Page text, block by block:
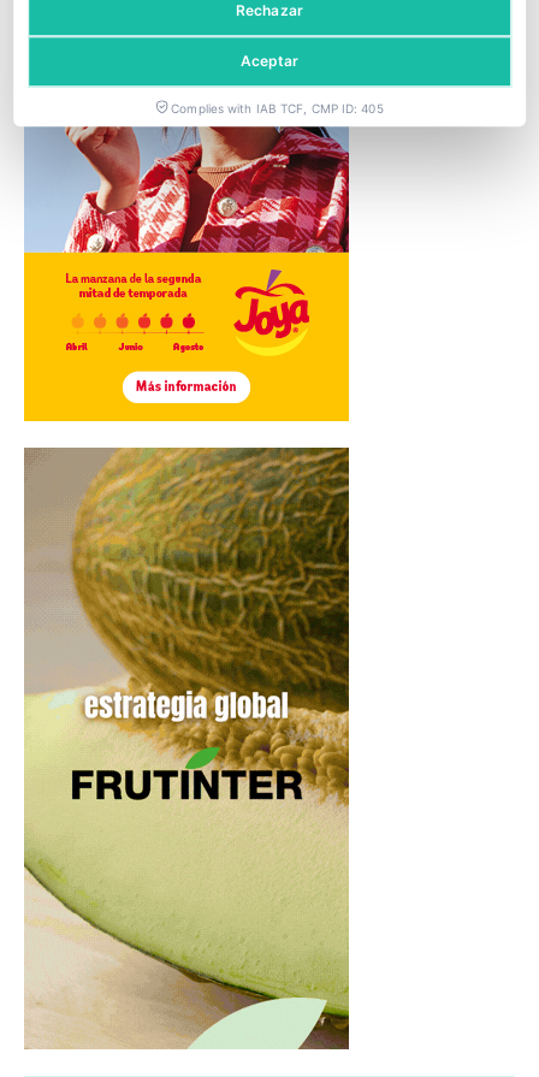
Rechazar
Aceptar
Complies with IAB TCF, CMP ID: 405